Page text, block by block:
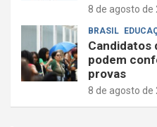
8 de agosto de
BRASIL
Candidatos
podem
provas
8 de agosto de